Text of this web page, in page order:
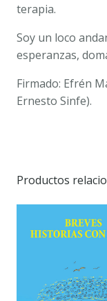
terapia.
Soy un loco
esperanzas,
Firmado: Efrén
Ernesto Sinfe).
Productos